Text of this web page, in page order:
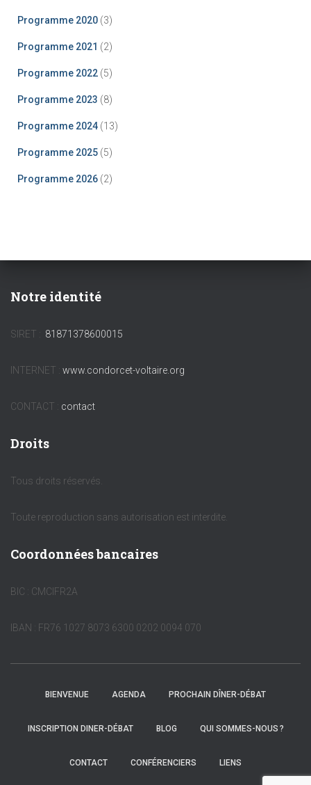
Programme 2020 (3)
Programme 2021 (2)
Programme 2022 (5)
Programme 2023 (8)
Programme 2024 (13)
Programme 2025 (5)
Programme 2026 (2)
Notre identité
SIRET : 81871378600015
INTERNET : www.condorcet-voltaire.org
CONTACT : contact
Droits
Tous droits réservés.
Toute reproduction sans autorisation est interdite.
Coordonnées bancaires
BIC : CMCIFR2A
IBAN : FR76 1027 8073 6300 0202 0094 070
BIENVENUE AGENDA PROCHAIN DÎNER-DÉBAT
INSCRIPTION DINER-DÉBAT BLOG QUI SOMMES-NOUS ?
CONTACT CONFÉRENCIERS LIENS